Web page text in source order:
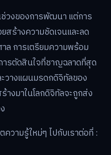
วงของการพัฒนา แต่การ
สร้างความชัดเจนและลด
ล การเตรียมความพร้อม
รตัดสินใจที่ชาญฉลาดที่สุด
วางแผนมรดกดิจิทัลของ
างมาในโลกดิจิทัลจะถูกส่ง
วามรู้ใหม่ๆ ไปกับเราต่อที่ :